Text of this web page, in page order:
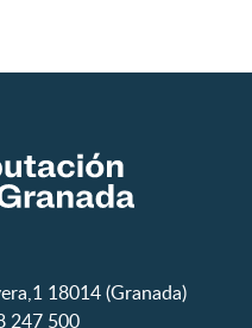
18014 (Granada)
247 500